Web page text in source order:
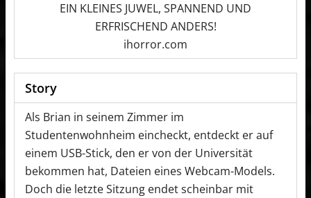
EIN KLEINES JUWEL, SPANNEND UND
ERFRISCHEND ANDERS!
ihorror.com
Story
Als Brian in seinem Zimmer im
Studentenwohnheim eincheckt, entdeckt er auf
einem USB-Stick, den er von der Universität
bekommen hat, Dateien eines Webcam-Models.
Doch die letzte Sitzung endet scheinbar mit